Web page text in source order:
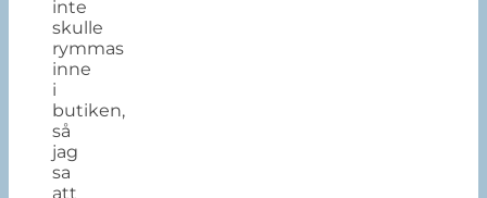
inte
skulle
rymmas
inne
i
butiken,
så
jag
sa
att